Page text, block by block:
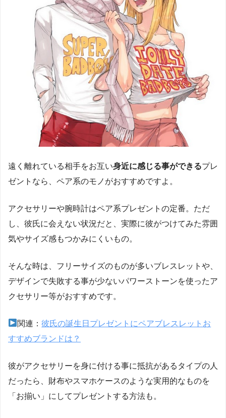
遠く離れている相手をお互い身近に感じる事ができるプレ
ゼントなら、ペア系のモノがおすすめですよ。
アクセサリーや腕時計はペア系プレゼントの定番。ただ
し、彼氏に会えない状況だと、実際に彼がつけてみた雰囲
気やサイズ感もつかみにくいもの。
そんな時は、フリーサイズのものが多いブレスレットや、
デザインで失敗する事が少ないパワーストーンを使ったア
クセサリー等がおすすめです。
関連：彼氏の誕生日プレゼントにペアブレスレットお
すすめブランドは？
彼がアクセサリーを身に付ける事に抵抗があるタイプの人
だったら、財布やスマホケースのような実用的なものを
「お揃い」にしてプレゼントする方法も。